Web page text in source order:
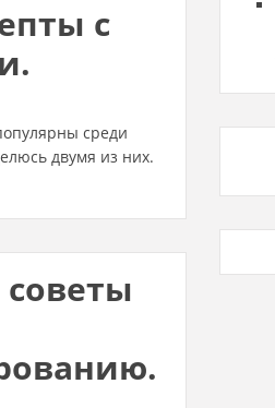
с
среди
двумя из них.